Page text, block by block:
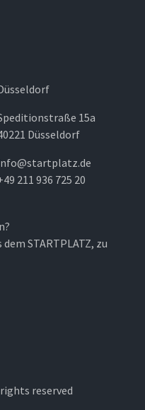
15a
Düsseldorf
211 936 725 20
STARTPLATZ, zu
reserved